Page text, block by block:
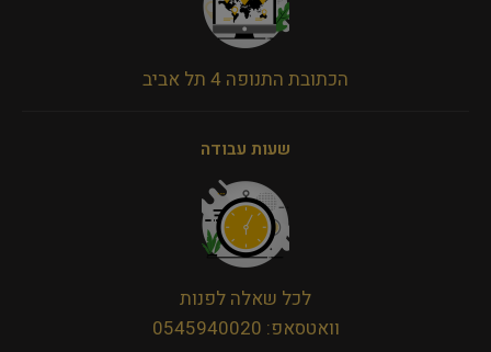
הכתובת התנופה 4 תל אביב
שעות עבודה
לכל שאלה לפנות
וואטסאפ: 0545940020